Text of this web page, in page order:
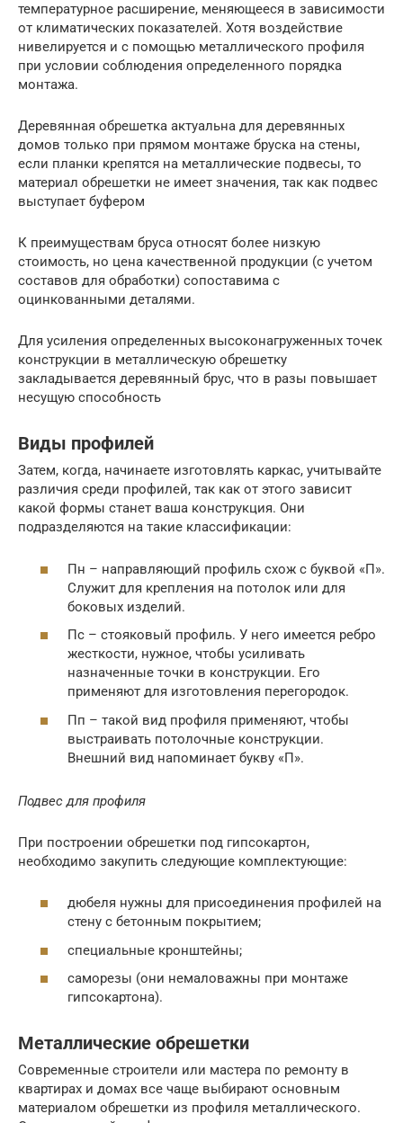
температурное расширение, меняющееся в зависимости
от климатических показателей. Хотя воздействие
нивелируется и с помощью металлического профиля
при условии соблюдения определенного порядка
монтажа.
Деревянная обрешетка актуальна для деревянных
домов только при прямом монтаже бруска на стены,
если планки крепятся на металлические подвесы, то
материал обрешетки не имеет значения, так как подвес
выступает буфером
К преимуществам бруса относят более низкую
стоимость, но цена качественной продукции (с учетом
составов для обработки) сопоставима с
оцинкованными деталями.
Для усиления определенных высоконагруженных точек
конструкции в металлическую обрешетку
закладывается деревянный брус, что в разы повышает
несущую способность
Виды профилей
Затем, когда, начинаете изготовлять каркас, учитывайте
различия среди профилей, так как от этого зависит
какой формы станет ваша конструкция. Они
подразделяются на такие классификации:
Пн – направляющий профиль схож с буквой «П».
Служит для крепления на потолок или для
боковых изделий.
Пс – стояковый профиль. У него имеется ребро
жесткости, нужное, чтобы усиливать
назначенные точки в конструкции. Его
применяют для изготовления перегородок.
Пп – такой вид профиля применяют, чтобы
выстраивать потолочные конструкции.
Внешний вид напоминает букву «П».
Подвес для профиля
При построении обрешетки под гипсокартон,
необходимо закупить следующие комплектующие:
дюбеля нужны для присоединения профилей на
стену с бетонным покрытием;
специальные кронштейны;
саморезы (они немаловажны при монтаже
гипсокартона).
Металлические обрешетки
Современные строители или мастера по ремонту в
квартирах и домах все чаще выбирают основным
материалом обрешетки из профиля металлического.